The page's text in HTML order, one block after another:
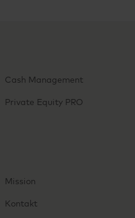
Cash Management
Private Equity PRO
Mission
Kontakt